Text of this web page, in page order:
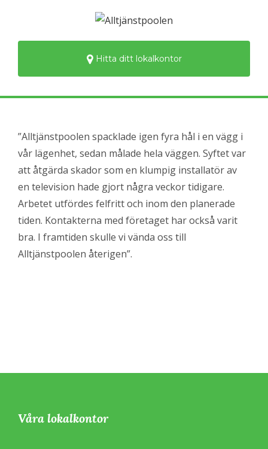
Hitta ditt lokalkontor
”Alltjänstpoolen spacklade igen fyra hål i en vägg i
vår lägenhet, sedan målade hela väggen. Syftet var
att åtgärda skador som en klumpig installatör av
en television hade gjort några veckor tidigare.
Arbetet utfördes felfritt och inom den planerade
tiden. Kontakterna med företaget har också varit
bra. I framtiden skulle vi vända oss till
Alltjänstpoolen återigen”.
Våra lokalkontor